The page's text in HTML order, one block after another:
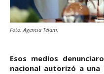
Foto: Agencia Télam.
Esos medios
nacional autorizó a